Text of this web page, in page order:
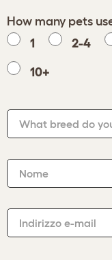
How many pets
1
2-4
10+
What breed do
Nome
Indirizzo e-mail